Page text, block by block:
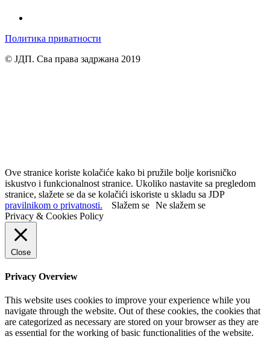
Политика приватности
© ЈДП. Сва права задржана 2019
Ove stranice koriste kolačiće kako bi pružile bolje korisničko
iskustvo i funkcionalnost stranice. Ukoliko nastavite sa pregledom
stranice, slažete se da se kolačići iskoriste u skladu sa JDP
pravilnikom o privatnosti.
Slažem se Ne slažem se
Privacy & Cookies Policy
Close
Privacy Overview
This website uses cookies to improve your experience while you
navigate through the website. Out of these cookies, the cookies that
are categorized as necessary are stored on your browser as they are
as essential for the working of basic functionalities of the website.